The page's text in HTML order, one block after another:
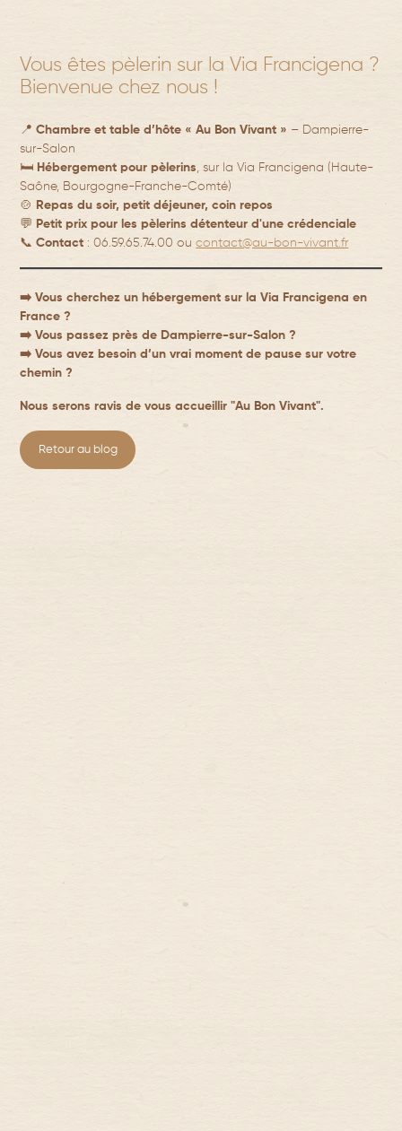
Vous êtes pèlerin sur la Via Francigena ?
Bienvenue chez nous !
📍Chambre et table d’hôte « Au Bon Vivant » – Dampierre-
sur-Salon
🛏️ Hébergement pour pèlerins , sur la Via Francigena (Haute-
Saône, Bourgogne-Franche-Comté)
🍲 Repas du soir, petit déjeuner, coin repos
💬 Petit prix pour les pèlerins détenteur d'une crédenciale
📞Contact : 06.59.65.74.00 oucontact@au-bon-vivant.fr
➡️ Vous cherchez un hébergement sur la Via Francigena en
France ?
➡️ Vous passez près de Dampierre-sur-Salon ?
➡️ Vous avez besoin d’un vrai moment de pause sur votre
chemin ?
Nous serons ravis de vous accueillir "Au Bon Vivant".
Retour au blog